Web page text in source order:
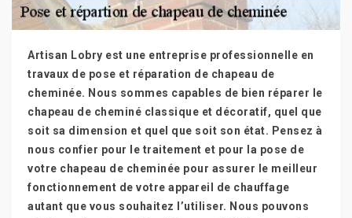
Artisan Lobry est une entreprise professionnelle en
travaux de pose et réparation de chapeau de
cheminée. Nous sommes capables de bien réparer le
chapeau de cheminé classique et décoratif, quel que
soit sa dimension et quel que soit son état. Pensez à
nous confier pour le traitement et pour la pose de
votre chapeau de cheminée pour assurer le meilleur
fonctionnement de votre appareil de chauffage
autant que vous souhaitez l’utiliser. Nous pouvons